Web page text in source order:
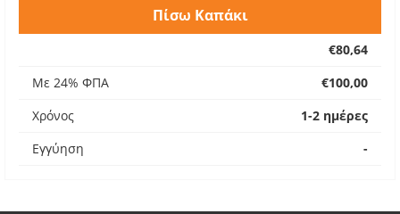
Πίσω Καπάκι
€80,64
Με 24% ΦΠΑ
€100,00
Χρόνος
1-2 ημέρες
Εγγύηση
-